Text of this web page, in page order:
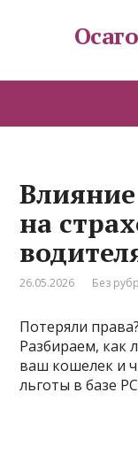
на
26.05.2026 Без
Потеряли
Разбираем, как
ваш кошелек и
льготы в базе